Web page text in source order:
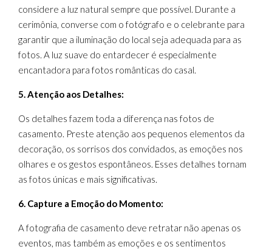
considere a luz natural sempre que possível. Durante a
cerimônia, converse com o fotógrafo e o celebrante para
garantir que a iluminação do local seja adequada para as
fotos. A luz suave do entardecer é especialmente
encantadora para fotos românticas do casal.
5. Atenção aos Detalhes:
Os detalhes fazem toda a diferença nas fotos de
casamento. Preste atenção aos pequenos elementos da
decoração, os sorrisos dos convidados, as emoções nos
olhares e os gestos espontâneos. Esses detalhes tornam
as fotos únicas e mais significativas.
6. Capture a Emoção do Momento:
A fotografia de casamento deve retratar não apenas os
eventos, mas também as emoções e os sentimentos